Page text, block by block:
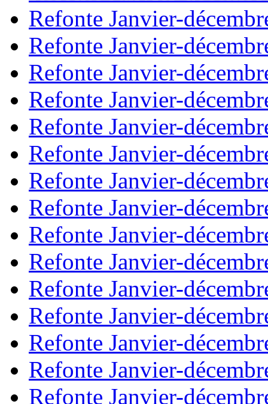
Refonte Janvier-
Refonte Janvier-
Refonte Janvier-
Refonte Janvier-
Refonte Janvier-
Refonte Janvier-
Refonte Janvier-
Refonte Janvier-
Refonte Janvier-
Refonte Janvier-
Refonte Janvier-
Refonte Janvier-
Refonte Janvier-
Refonte Janvier-
Refonte Janvier-